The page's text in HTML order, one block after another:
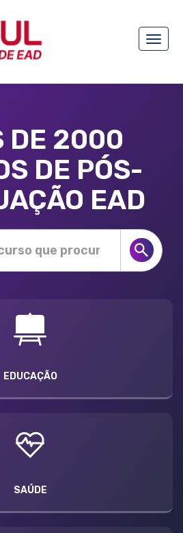
Toggle
DE 2000
DE PÓS-
EAD
EDUCAÇÃO
SAÚDE